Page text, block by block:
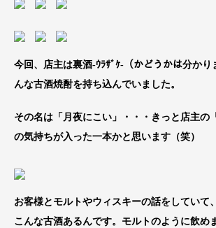
今回、店主は裏酒-ｳﾗｻﾞｹ-（かどうかは分かり
んな古酒焼酎を持ち込んでいました。
その名は「月夜にこい」・・・きっと店主の
の気持ちが入った一本かと思います（笑）
お客様とモルトやウィスキーの話をしていて
こんな古酒あるんです。モルトのように飲め